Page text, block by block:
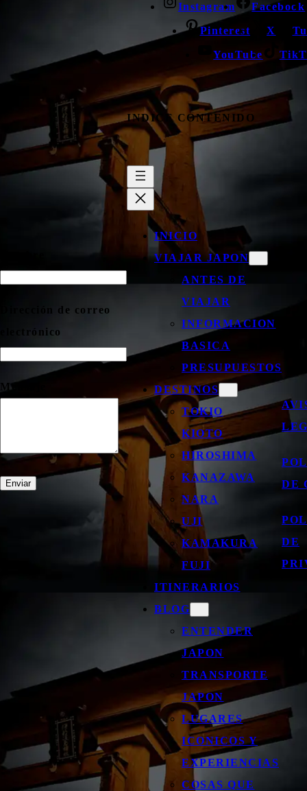
Dirección de correo
electrónico
Mensaje
Enviar
Instagram Facebook
Pinterest X
YouTube
INDICE CONTENIDO
INICIO
VIAJAR JAPON
ANTES DE
VIAJAR
INFORMACION
BASICA
PRESUPUESTOS
DESTINOS
TOKIO
KIOTO
HIROSHIMA
KANAZAWA
NARA
UJI
KAMAKURA
FUJI
ITINERARIOS
BLOG
ENTENDER
JAPON
TRANSPORTE
JAPON
LUGARES
ICONICOS Y
EXPERIENCIAS
COSAS QUE
DE
DE